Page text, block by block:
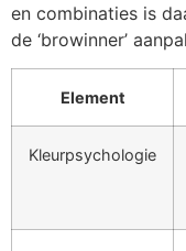
en combinaties is
de ‘browinner’
Element
Kleurpsychologie